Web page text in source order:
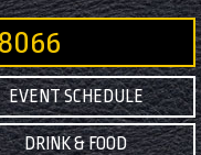
EVENT SCHEDULE
DRINK & FOOD